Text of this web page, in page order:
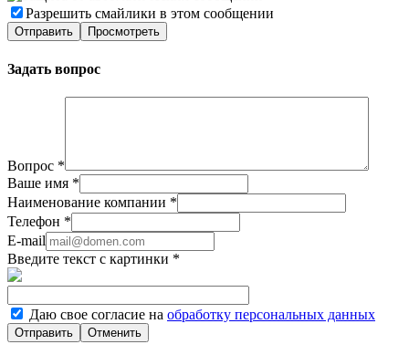
Разрешить смайлики в этом сообщении
Задать вопрос
Вопрос *
Ваше имя *
Наименование компании *
Телефон *
E-mail
Введите текст с картинки *
Даю свое согласие на обработку персональных данных
Отменить